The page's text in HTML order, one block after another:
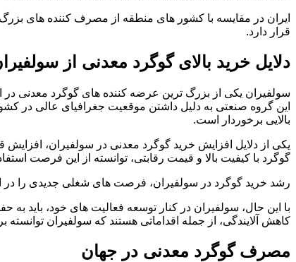
ایران در مقایسه با کشور های منطقه از مصرف کننده های
قرار دارد.
دلایل خرید بالای گوگرد معدنی از
سولفیران یکی از بزرگ ترین عرضه کننده های گوگرد معدنی
این گروه صنعتی به دلیل داشتن موقعیت جغرافیای عالی در
بالایی برخوردار است.
یکی از دلایل افزایش خرید گوگرد معدنی در سولفیران، افزایش
گوگرد با کیفیت بالا و قیمت رقابتی، توانسته از این فرصت
رشد خرید گوگرد در سولفیران، فرصت ‌های شغلی جدیدی را در
با این حال، سولفیران در کنار توسعه فعالیت‌ های خود، باید
کاهش آلایندگی، از جمله اقداماتی هستند که سولفیران
مصرف گوگرد معدنی در جهان